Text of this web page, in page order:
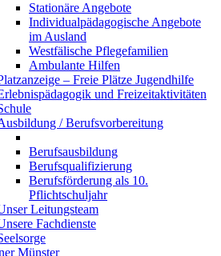
Stationäre Angebote
Individualpädagogische Angebote
im Ausland
Westfälische Pflegefamilien
Ambulante Hilfen
– Freie Plätze Jugendhilfe
und Freizeitaktivitäten
/ Berufsvorbereitung
Berufsausbildung
Berufsqualifizierung
Berufsförderung als 10.
Pflichtschuljahr
Leitungsteam
Fachdienste
Münster